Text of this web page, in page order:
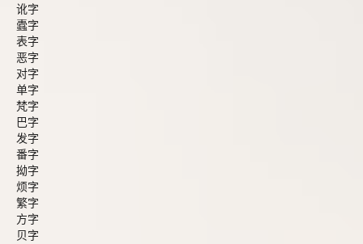
讹字
蠹字
表字
恶字
对字
单字
梵字
巴字
发字
番字
拗字
烦字
繁字
方字
贝字